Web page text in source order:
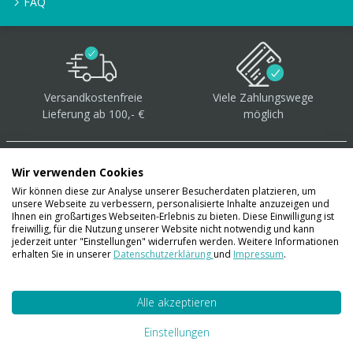
Versandkostenfreie
Lieferung ab 100,- €
Viele Zahlungswege
möglich
Über 40.000 Artikel auf
Lager
Wir verwenden Cookies
Wir können diese zur Analyse unserer Besucherdaten platzieren, um
unsere Webseite zu verbessern, personalisierte Inhalte anzuzeigen und
Ihnen ein großartiges Webseiten-Erlebnis zu bieten. Diese Einwilligung ist
freiwillig, für die Nutzung unserer Website nicht notwendig und kann
jederzeit unter "Einstellungen" widerrufen werden. Weitere Informationen
erhalten Sie in unserer Datenschutzerklärungund Impressum.
Alle akzeptieren
Einstellungen